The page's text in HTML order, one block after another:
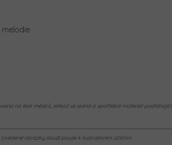
melodie
na šest měsíců, jelikož se jedná o spotřební materiál podléhající
obrázky slouží pouze k ilustrativním účelům.